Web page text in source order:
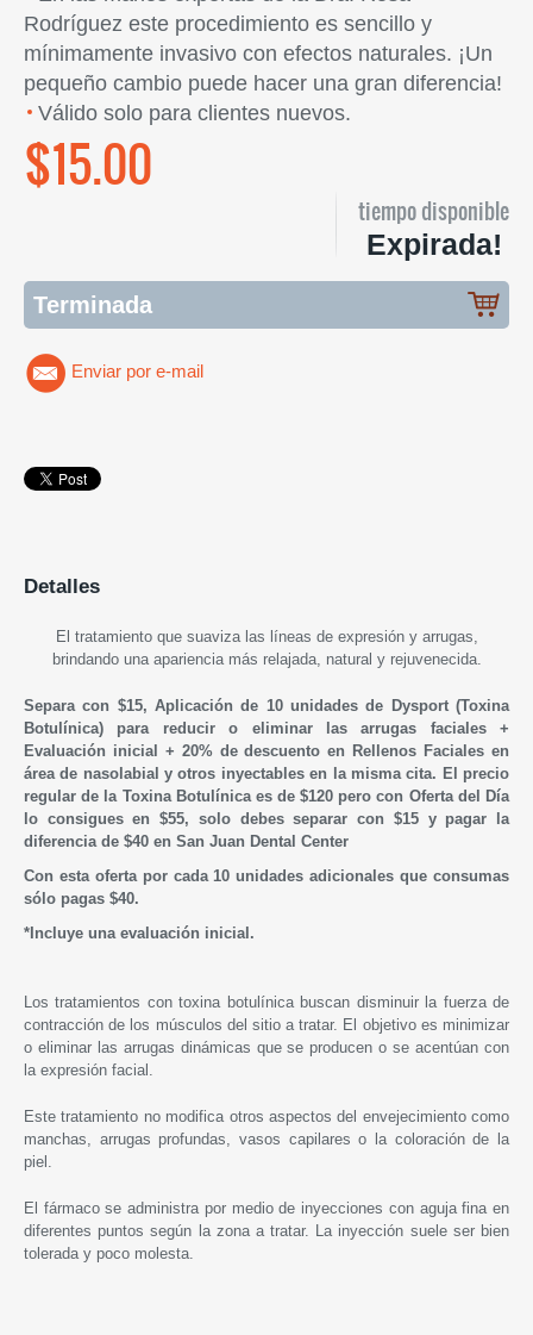
Rodríguez este procedimiento es sencillo y
mínimamente invasivo con efectos naturales. ¡Un
pequeño cambio puede hacer una gran diferencia!
Válido solo para clientes nuevos.
$15.00
tiempo disponible
Expirada!
Terminada
Enviar por e-mail
Detalles
El tratamiento que suaviza las líneas de expresión y arrugas,
brindando una apariencia más relajada, natural y rejuvenecida.
Separa con $15, Aplicación de 10 unidades de Dysport (Toxina
Botulínica) para reducir o eliminar las arrugas faciales +
Evaluación inicial + 20% de descuento en Rellenos Faciales en
área de nasolabial y otros inyectables en la misma cita. El precio
regular de la Toxina Botulínica es de $120 pero con Oferta del Día
lo consigues en $55, solo debes separar con $15 y pagar la
diferencia de $40 en San Juan Dental Center
Con esta oferta por cada 10 unidades adicionales que consumas
sólo pagas $40.
*Incluye una evaluación inicial.
Los tratamientos con toxina botulínica buscan disminuir la fuerza de
contracción de los músculos del sitio a tratar. El objetivo es minimizar
o eliminar las arrugas dinámicas que se producen o se acentúan con
la expresión facial.
Este tratamiento no modifica otros aspectos del envejecimiento como
manchas, arrugas profundas, vasos capilares o la coloración de la
piel.
El fármaco se administra por medio de inyecciones con aguja fina en
diferentes puntos según la zona a tratar. La inyección suele ser bien
tolerada y poco molesta.